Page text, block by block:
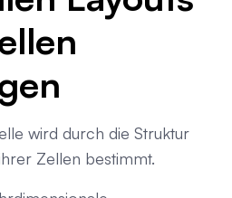
wird durch die Struktur
Zellen bestimmt.